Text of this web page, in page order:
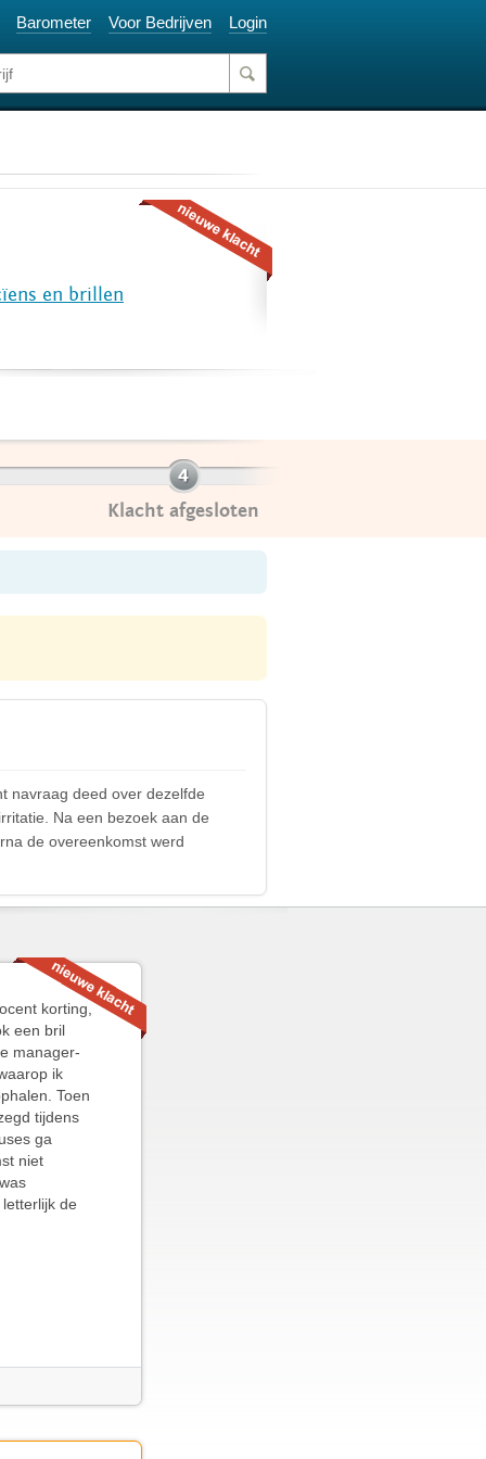
Barometer Voor Bedrijven Login
en brillen
Klacht afgesloten
navraag deed over dezelfde
Na een bezoek aan de
de overeenkomst werd
korting,
een bril
manager-
ik
Toen
tijdens
ga
niet
de